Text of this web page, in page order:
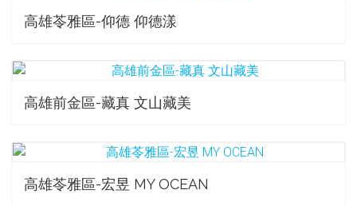
高雄苓雅區-仰德 仰德漾
高雄前金區-藏真 文山藏美
高雄苓雅區-宏昱 MY OCEAN